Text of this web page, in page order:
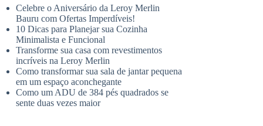
Celebre o Aniversário da Leroy Merlin
Bauru com Ofertas Imperdíveis!
10 Dicas para Planejar sua Cozinha
Minimalista e Funcional
Transforme sua casa com revestimentos
incríveis na Leroy Merlin
Como transformar sua sala de jantar pequena
em um espaço aconchegante
Como um ADU de 384 pés quadrados se
sente duas vezes maior